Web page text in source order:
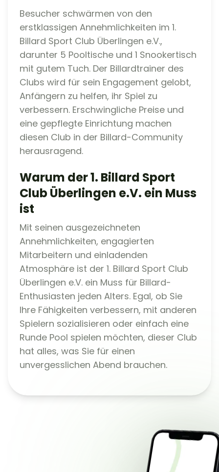
Besucher schwärmen von den
erstklassigen Annehmlichkeiten im 1.
Billard Sport Club Überlingen e.V.,
darunter 5 Pooltische und 1 Snookertisch
mit gutem Tuch. Der Billardtrainer des
Clubs wird für sein Engagement gelobt,
Anfängern zu helfen, ihr Spiel zu
verbessern. Erschwingliche Preise und
eine gepflegte Einrichtung machen
diesen Club in der Billard-Community
herausragend.
Warum der 1. Billard Sport
Club Überlingen e.V. ein Muss
ist
Mit seinen ausgezeichneten
Annehmlichkeiten, engagierten
Mitarbeitern und einladenden
Atmosphäre ist der 1. Billard Sport Club
Überlingen e.V. ein Muss für Billard-
Enthusiasten jeden Alters. Egal, ob Sie
Ihre Fähigkeiten verbessern, mit anderen
Spielern sozialisieren oder einfach eine
Runde Pool spielen möchten, dieser Club
hat alles, was Sie für einen
unvergesslichen Abend brauchen.